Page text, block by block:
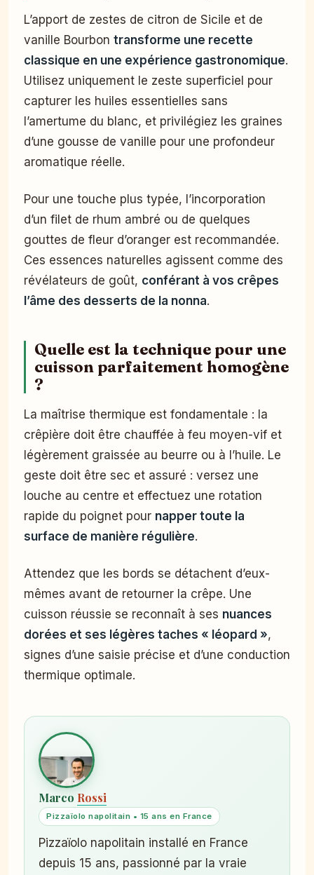
L’apport de zestes de citron de Sicile et de
vanille Bourbon transforme une recette
classique en une expérience gastronomique.
Utilisez uniquement le zeste superficiel pour
capturer les huiles essentielles sans
l’amertume du blanc, et privilégiez les graines
d’une gousse de vanille pour une profondeur
aromatique réelle.
Pour une touche plus typée, l’incorporation
d’un filet de rhum ambré ou de quelques
gouttes de fleur d’oranger est recommandée.
Ces essences naturelles agissent comme des
révélateurs de goût, conférant à vos crêpes
l’âme des desserts de la nonna.
Quelle est la technique pour une
cuisson parfaitement homogène
?
La maîtrise thermique est fondamentale : la
crêpière doit être chauffée à feu moyen-vif et
légèrement graissée au beurre ou à l’huile. Le
geste doit être sec et assuré : versez une
louche au centre et effectuez une rotation
rapide du poignet pour napper toute la
surface de manière régulière.
Attendez que les bords se détachent d’eux-
mêmes avant de retourner la crêpe. Une
cuisson réussie se reconnaît à ses nuances
dorées et ses légères taches « léopard »,
signes d’une saisie précise et d’une conduction
thermique optimale.
Marco Rossi
Pizzaïolo napolitain • 15 ans en France
Pizzaïolo napolitain installé en France
depuis 15 ans, passionné par la vraie